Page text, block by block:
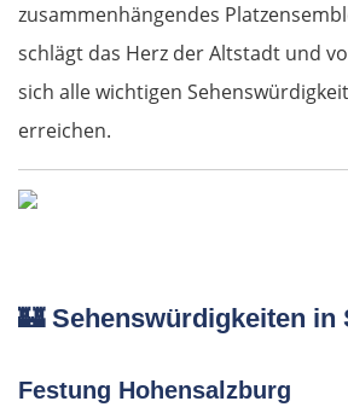
zusammenhängendes
schlägt das Herz der Altstadt und
sich alle wichtigen
erreichen.
🏰Sehenswürdigkeiten in
Festung Hohensalzburg